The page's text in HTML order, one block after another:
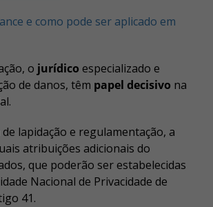
o jurídico especializado e
de danos, têm papel decisivo na
lapidação e regulamentação, a
atribuições adicionais do
que poderão ser estabelecidas
Nacional de Privacidade de
41.